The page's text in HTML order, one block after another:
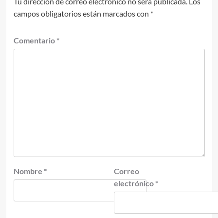
campos obligatorios están marcados con *
Comentario *
Nombre *
Correo
electrónico *